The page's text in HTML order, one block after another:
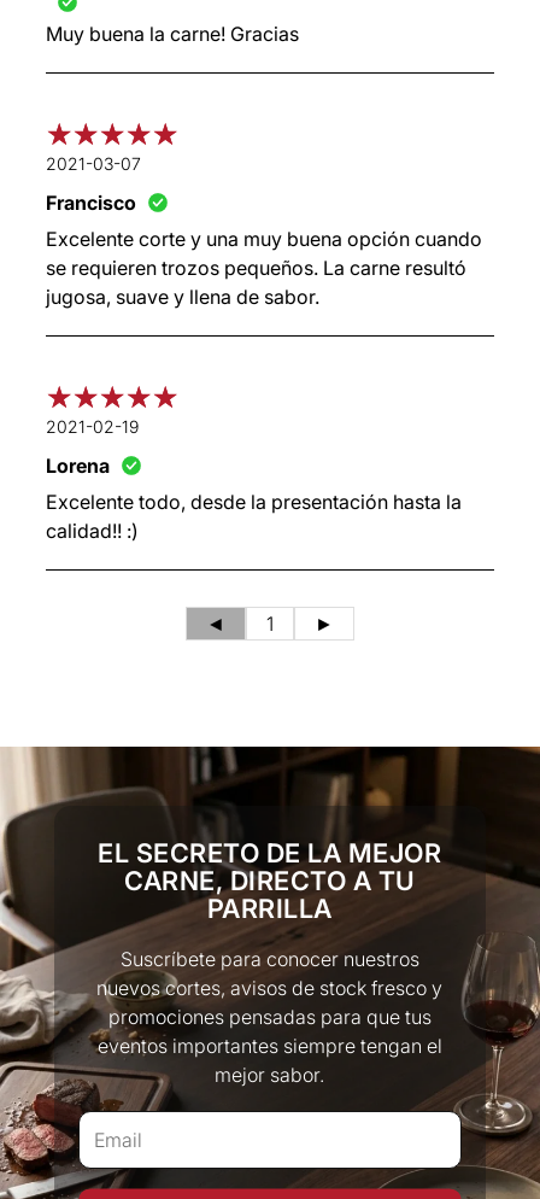
Muy buena la carne! Gracias
2021-03-07
Francisco
Excelente corte y una muy buena opción cuando
se requieren trozos pequeños. La carne resultó
jugosa, suave y llena de sabor.
2021-02-19
Lorena
Excelente todo, desde la presentación hasta la
calidad!! :)
◄ 1 ►
EL SECRETO DE LA MEJOR
CARNE, DIRECTO A TU
PARRILLA
Suscríbete para conocer nuestros
nuevos cortes, avisos de stock fresco y
promociones pensadas para que tus
eventos importantes siempre tengan el
mejor sabor.